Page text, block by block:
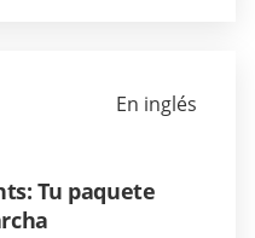
En inglés
Tu paquete